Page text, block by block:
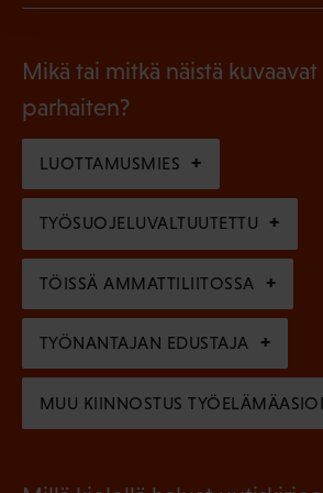
n
e
)
l
i
n
e
n
)
l
i
n
e
n
)
Mikä tai mitkä näistä kuvaavat
parhaiten?
LUOTTAMUSMIES
TYÖSUOJELUVALTUUTETTU
TÖISSÄ AMMATTILIITOSSA
TYÖNANTAJAN EDUSTAJA
MUU KIINNOSTUS